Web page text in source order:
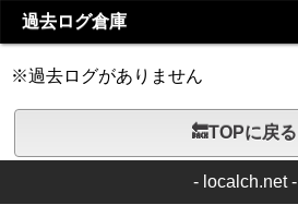
過去ログ倉庫
※過去ログがありません
🔙TOPに戻る
- localch.net-